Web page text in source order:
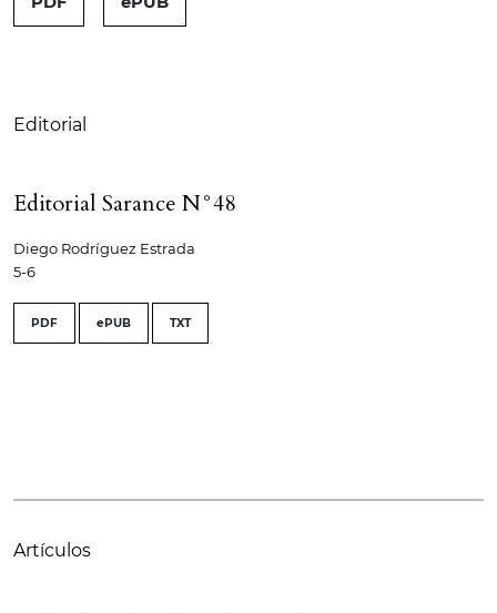
Editorial
Editorial Sarance N°48
Diego Rodríguez Estrada
5-6
PDF ePUB TXT
Artículos